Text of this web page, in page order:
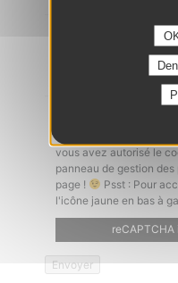
Un problème à l'envoi
vous avez autorisé le
panneau de gestion
page !
Psst : Pour
l'icône jaune en bas à
reCAPTCHA